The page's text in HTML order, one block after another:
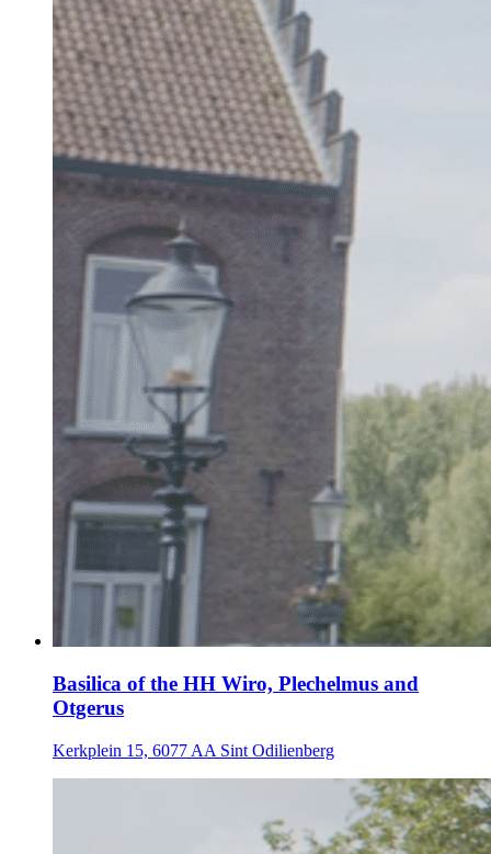
Basilica of the HH Wiro, Plechelmus and
Otgerus
Kerkplein 15, 6077 AA Sint Odilienberg